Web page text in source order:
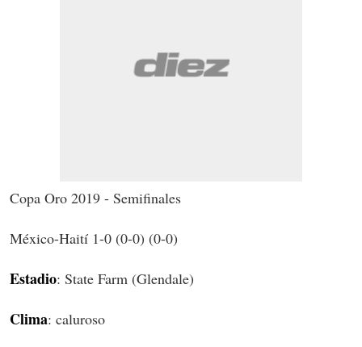
Copa Oro 2019 - Semifinales
México-Haití 1-0 (0-0) (0-0)
Estadio: State Farm (Glendale)
Clima: caluroso